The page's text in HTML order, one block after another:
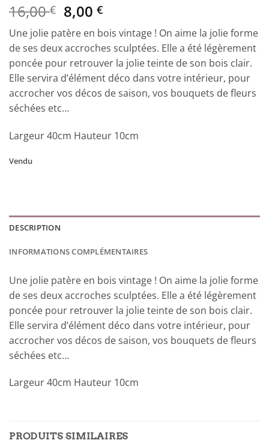
16,00€ Le
prix
initial
était :
16,00 €.
8,00€Le
prix
actuel
est :
8,00 €.
Une jolie patère en bois vintage ! On aime la jolie forme
de ses deux accroches sculptées. Elle a été légèrement
poncée pour retrouver la jolie teinte de son bois clair.
Elle servira d’élément déco dans votre intérieur, pour
accrocher vos décos de saison, vos bouquets de fleurs
séchées etc…
Largeur 40cm Hauteur 10cm
Vendu
DESCRIPTION
INFORMATIONS COMPLÉMENTAIRES
Une jolie patère en bois vintage ! On aime la jolie forme
de ses deux accroches sculptées. Elle a été légèrement
poncée pour retrouver la jolie teinte de son bois clair.
Elle servira d’élément déco dans votre intérieur, pour
accrocher vos décos de saison, vos bouquets de fleurs
séchées etc…
Largeur 40cm Hauteur 10cm
PRODUITS SIMILAIRES